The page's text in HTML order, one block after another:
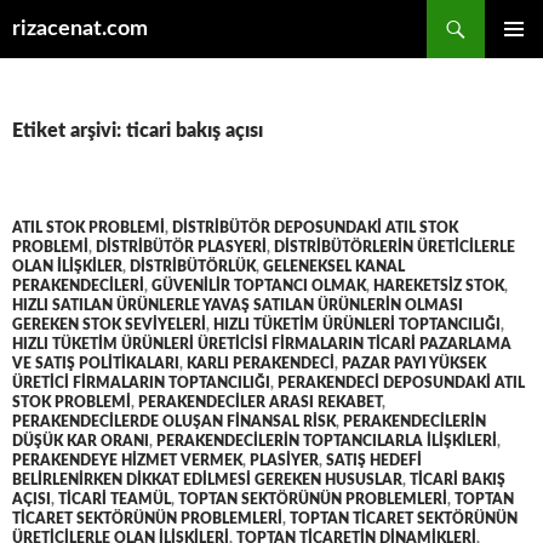
rizacenat.com
Etiket arşivi: ticari bakış açısı
ATIL STOK PROBLEMI , DISTRIBÜTÖR DEPOSUNDAKI ATIL STOK
PROBLEMI , DISTRIBÜTÖR PLASYERI , DISTRIBÜTÖRLERIN ÜRETICILERLE
OLAN ILIŞKILER, DISTRIBÜTÖRLÜK, GELENEKSEL KANAL
PERAKENDECILERI , GÜVENILIR TOPTANCI OLMAK, HAREKETSIZ STOK,
HIZLI SATILAN ÜRÜNLERLE YAVAŞ SATILAN ÜRÜNLERIN OLMASI
GEREKEN STOK SEVIYELERI , HIZLI TÜKETIM ÜRÜNLERI TOPTANCILIĞI ,
HIZLI TÜKETIM ÜRÜNLERI ÜRETICISI FIRMALARIN TICARI PAZARLAMA
VE SATIŞ POLITIKALARI , KARLI PERAKENDECI , PAZAR PAYI YÜKSEK
ÜRETICI FIRMALARIN TOPTANCILIĞI , PERAKENDECI DEPOSUNDAKI ATIL
STOK PROBLEMI , PERAKENDECILER ARASI REKABET,
PERAKENDECILERDE OLUŞAN FINANSAL RISK, PERAKENDECILERIN
DÜŞÜK KAR ORANI , PERAKENDECILERIN TOPTANCILARLA ILIŞKILERI ,
PERAKENDEYE HIZMET VERMEK, PLASIYER, SATIŞ HEDEFI
BELIRLENIRKEN DIKKAT EDILMESI GEREKEN HUSUSLAR, TICARI BAKIŞ
AÇISI , TICARI TEAMÜL, TOPTAN SEKTÖRÜNÜN PROBLEMLERI , TOPTAN
TICARET SEKTÖRÜNÜN PROBLEMLERI , TOPTAN TICARET SEKTÖRÜNÜN
ÜRETICILERLE OLAN ILIŞKILERI , TOPTAN TICARETIN DINAMIKLERI ,